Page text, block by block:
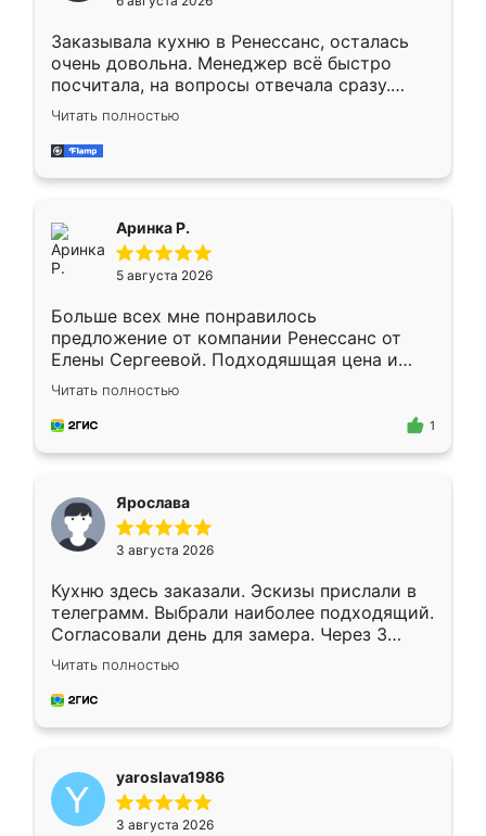
мебели буду заказывать только здесь.
Заказывала кухню в Ренессанс, осталась
очень довольна. Менеджер всё быстро
посчитала, на вопросы отвечала сразу.
Замерщик приехал в субботу, подошёл к
делу со всей ответственностью. Собрали
за день, ребята работали аккуратно, даже
Читать полностью
Аринка Р.
5 августа 2026
Больше всех мне понравилось
предложение от компании Ренессанс от
Елены Сергеевой. Подходяшщая цена и
короткие сроки изготовления. Приехавший
для замера сотрудник Владислав
предложил по моему эскизу самый
Читать полностью
1
Ярослава
3 августа 2026
Кухню здесь заказали. Эскизы прислали в
телеграмм. Выбрали наиболее подходящий.
Согласовали день для замера. Через 3
недели кухня была уже готова. Остались
довольны работой. Спасибо Ренессанс
мебель за качественную работу!
Читать полностью
yaroslava1986
3 августа 2026